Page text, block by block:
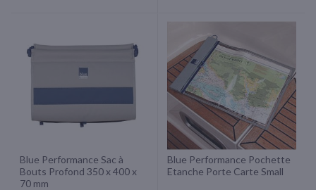
Blue Performance Sac à
Bouts Profond 350 x 400 x
70 mm
Blue Performance Pochette
Etanche Porte Carte Small